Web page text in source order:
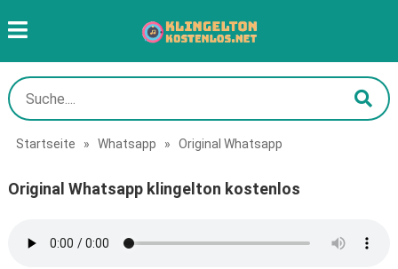
Startseite » Whatsapp » Original Whatsapp
Original Whatsapp klingelton kostenlos